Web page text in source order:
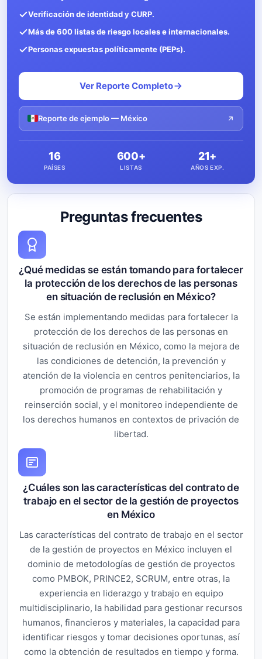
Preguntas frecuentes
¿Qué medidas se están tomando para fortalecer
la protección de los derechos de las personas
en situación de reclusión en México?
Se están implementando medidas para fortalecer la
protección de los derechos de las personas en
situación de reclusión en México, como la mejora de
las condiciones de detención, la prevención y
atención de la violencia en centros penitenciarios, la
promoción de programas de rehabilitación y
reinserción social, y el monitoreo independiente de
los derechos humanos en contextos de privación de
libertad.
¿Cuáles son las características del contrato de
trabajo en el sector de la gestión de proyectos
en México
Las características del contrato de trabajo en el sector
de la gestión de proyectos en México incluyen el
dominio de metodologías de gestión de proyectos
como PMBOK, PRINCE2, SCRUM, entre otras, la
experiencia en liderazgo y trabajo en equipo
multidisciplinario, la habilidad para gestionar recursos
humanos, financieros y materiales, la capacidad para
identificar riesgos y tomar decisiones oportunas, así
como la obtención de resultados en tiempo y forma.
Verificación de identidad y CURP.
Más de 600 listas de riesgo locales e internacionales.
Personas expuestas políticamente (PEPs).
Ver Reporte Completo
Reporte de ejemplo — México
16
PAÍSES
600+
LISTAS
21+
AÑOS EXP.